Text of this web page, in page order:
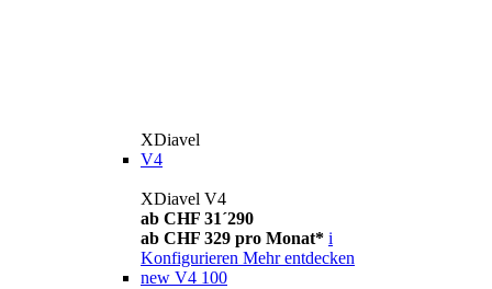
XDiavel
V4
XDiavel V4
ab CHF 31´290
ab CHF 329 pro Monat* i
Konfigurieren Mehr entdecken
new V4 100